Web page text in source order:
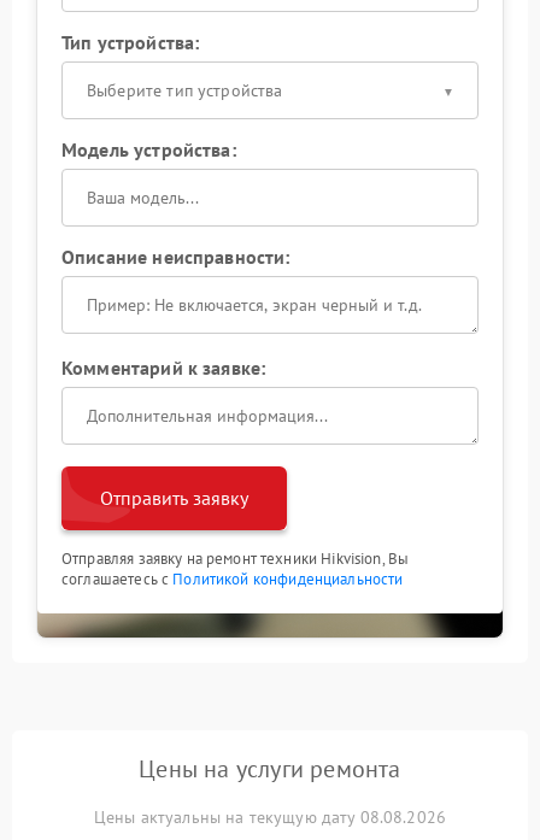
Тип устройства:
Выберите тип устройства
Модель устройства:
Описание неисправности:
Комментарий к заявке:
Отправить заявку
Отправляя заявку на ремонт техники Hikvision, Вы
соглашаетесь с Политикой конфиденциальности
Цены на услуги ремонта
Цены актуальны на текущую дату 08.08.2026